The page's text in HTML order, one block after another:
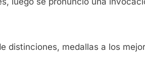
distinciones, medallas a los